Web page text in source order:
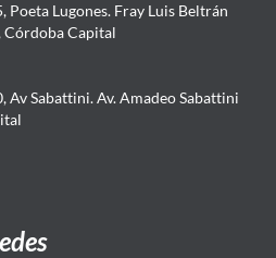
Poeta Lugones. Fray Luis Beltrán
Córdoba Capital
Av Sabattini. Av. Amadeo Sabattini